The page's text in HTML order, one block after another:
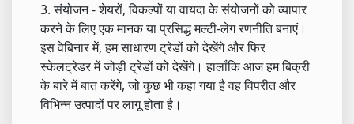
3. संयोजन - शेयरों, विकल्पों या वायदा के संयोजनों को व्यापार
करने के लिए एक मानक या प्रसिद्ध मल्टी-लेग रणनीति बनाएं।
इस वेबिनार में, हम साधारण ट्रेडों को देखेंगे और फिर
स्केलट्रेडर में जोड़ी ट्रेडों को देखेंगे। हालाँकि आज हम बिक्री
के बारे में बात करेंगे, जो कुछ भी कहा गया है वह विपरीत और
विभिन्न उत्पादों पर लागू होता है।